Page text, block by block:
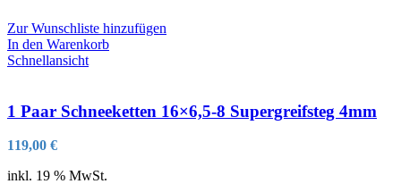
Zur Wunschliste hinzufügen
In den Warenkorb
Schnellansicht
1 Paar Schneeketten 16×6,5-8 Supergreifsteg 4mm
119,00 €
inkl. 19 % MwSt.